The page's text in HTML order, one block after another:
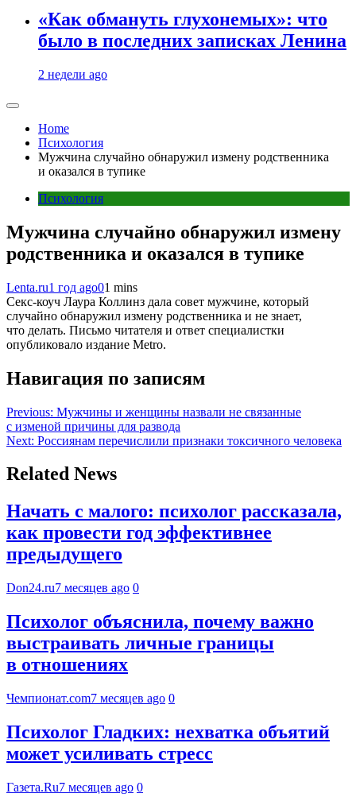
«Как обмануть глухонемых»: что
было в последних записках Ленина
2 недели ago
Home
Психология
Мужчина случайно обнаружил измену родственника
и оказался в тупике
Психология
Мужчина случайно обнаружил измену
родственника и оказался в тупике
Lenta.ru1 год ago01 mins
Секс-коуч Лаура Коллинз дала совет мужчине, который
случайно обнаружил измену родственника и не знает,
что делать. Письмо читателя и ответ специалистки
опубликовало издание Metro.
Навигация по записям
Previous: Мужчины и женщины назвали не связанные
с изменой причины для развода
Next: Россиянам перечислили признаки токсичного человека
Related News
Начать с малого: психолог рассказала,
как провести год эффективнее
предыдущего
Don24.ru7 месяцев ago 0
Психолог объяснила, почему важно
выстраивать личные границы
в отношениях
Чемпионат.com7 месяцев ago 0
Психолог Гладких: нехватка объятий
может усиливать стресс
Газета.Ru7 месяцев ago 0